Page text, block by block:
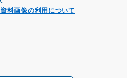
資料画像の利用について